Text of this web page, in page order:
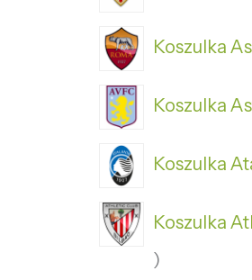
Koszulka
Koszulka
Koszulka
Koszulka